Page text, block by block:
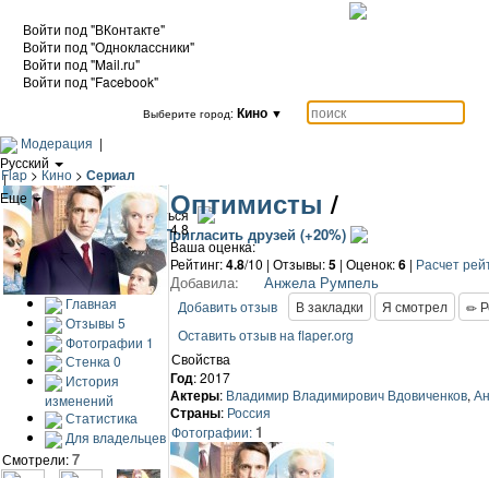
Войти под "ВКонтакте"
Войти под "Одноклассники"
Войти под "Mail.ru"
Войти под "Facebook"
Выберите город: Кино ▼
Модерация |
Русский
|
Еще
|Войти / Зарегистрироваться
Добавить кино Пригласить друзей (+20%)
Flap>Кино > Сериал
Главная
Отзывы 5
Фотографии 1
Стенка0
История
изменений
Статистика
Для владельцев
Смотрели:7
Оптимисты /
4.8
Ваша оценка:
Рейтинг:4.8/10 | Отзывы:5 | Оценок:6 | Расчет
Добавила: Анжела Румпель
Добавить отзыв В закладки Я смотрел
Оставить отзыв на flaper.org
Свойства
Год: 2017
Актеры: Владимир Владимирович Вдовиченков,
Страны: Россия
Фотографии: 1